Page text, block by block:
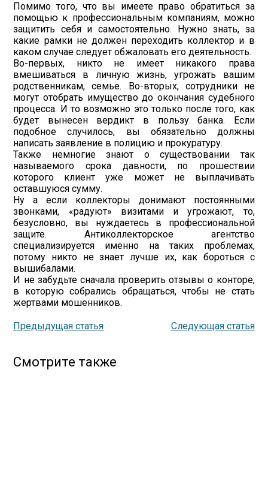
Помимо того, что вы имеете право обратиться за
помощью к профессиональным компаниям, можно
защитить себя и самостоятельно. Нужно знать, за
какие рамки не должен переходить коллектор и в
каком случае следует обжаловать его деятельность.
Во-первых, никто не имеет никакого права
вмешиваться в личную жизнь, угрожать вашим
родственникам, семье. Во-вторых, сотрудники не
могут отобрать имущество до окончания судебного
процесса. И то возможно это только после того, как
будет вынесен вердикт в пользу банка. Если
подобное случилось, вы обязательно должны
написать заявление в полицию и прокуратуру.
Также немногие знают о существовании так
называемого срока давности, по прошествии
которого клиент уже может не выплачивать
оставшуюся сумму.
Ну а если коллекторы донимают постоянными
звонками, «радуют» визитами и угрожают, то,
безусловно, вы нуждаетесь в профессиональной
защите. Антиколлекторское агентство
специализируется именно на таких проблемах,
потому никто не знает лучше их, как бороться с
вышибалами.
И не забудьте сначала проверить отзывы о конторе,
в которую собрались обращаться, чтобы не стать
жертвами мошенников.
Предыдущая статья Следующая статья
Смотрите также